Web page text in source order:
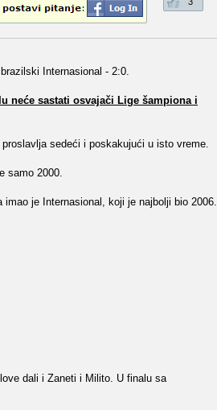
Internasional - 2:0.
neće sastati osvajači Lige šampiona i
sedeći i poskakujući u isto vreme.
samo 2000.
je Internasional, koji je najbolji bio 2006.
dali i Zaneti i Milito. U finalu sa